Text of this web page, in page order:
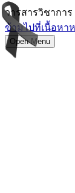
วารสารวิชากา
ข้ามไปที่เนื้อหา
Open Menu